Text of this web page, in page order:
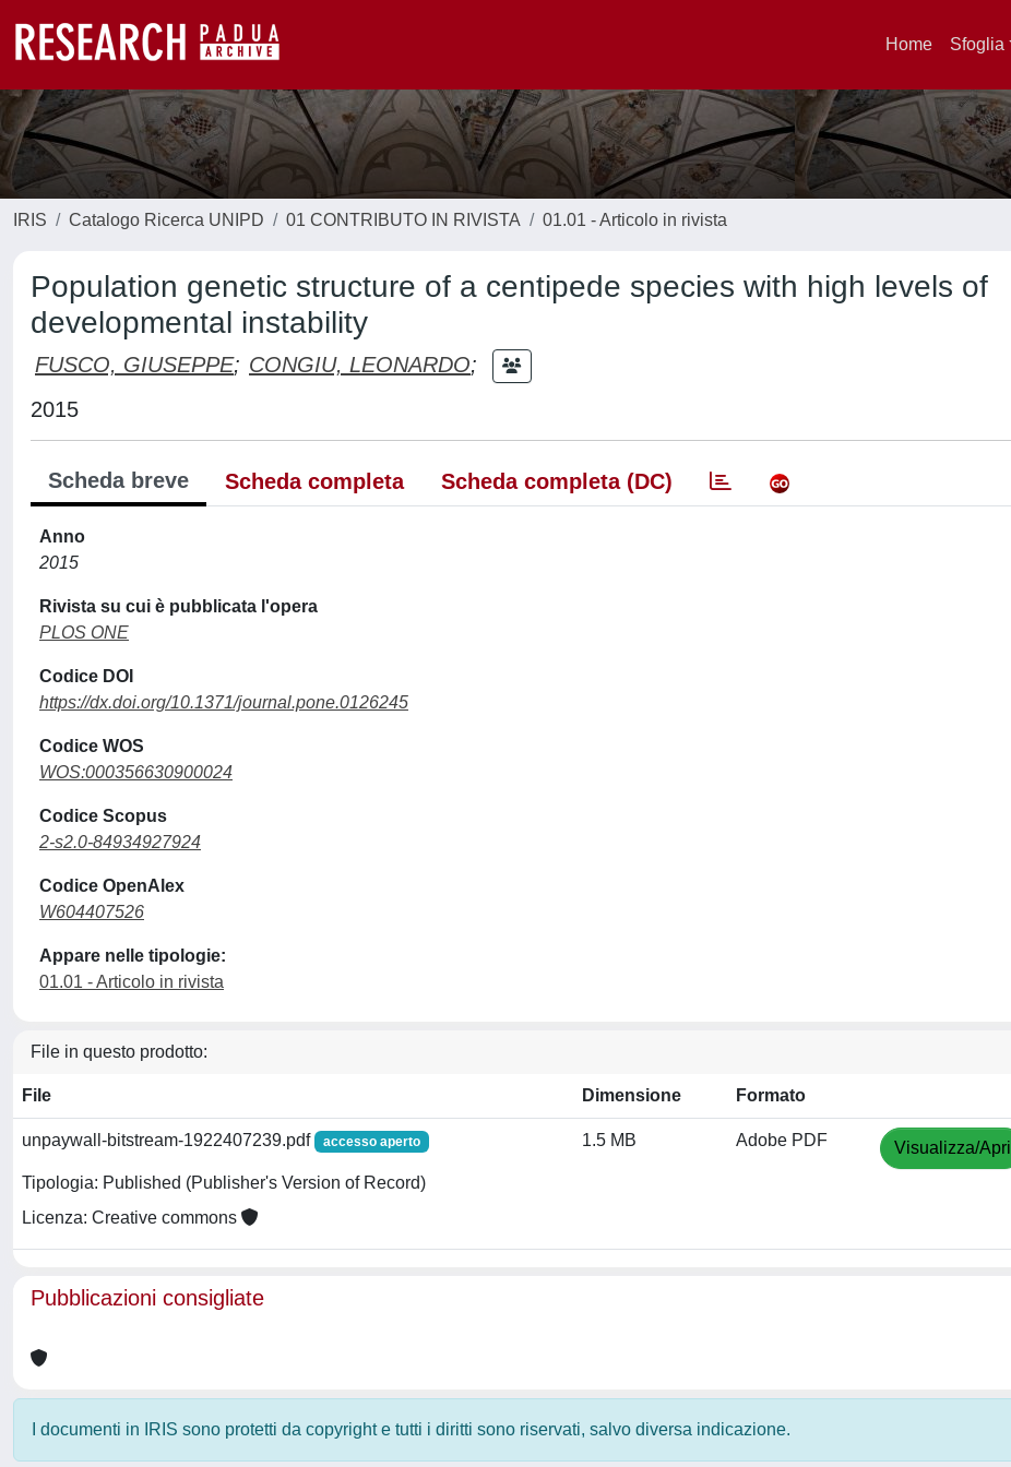
Home Sfoglia
IRIS Catalogo Ricerca UNIPD 01 CONTRIBUTO IN RIVISTA 01.01 - Articolo in rivista
Population genetic structure of a centipede species with high levels of
developmental instability
FUSCO, GIUSEPPE; CONGIU, LEONARDO;
2015
Scheda breve Scheda completa Scheda completa (DC)
Anno
2015
Rivista su cui è pubblicata l'opera
PLOS ONE
Codice DOI
https://dx.doi.org/10.1371/journal.pone.0126245
Codice WOS
WOS:000356630900024
Codice Scopus
2-s2.0-84934927924
Codice OpenAlex
W604407526
Appare nelle tipologie:
01.01 - Articolo in rivista
File in questo prodotto:
File Dimensione Formato
unpaywall-bitstream-1922407239.pdf accesso aperto
Tipologia: Published (Publisher's Version of Record)
Licenza: Creative commons
1.5 MB Adobe PDF Visualizza/Apri
Pubblicazioni consigliate
I documenti in IRIS sono protetti da copyright e tutti i diritti sono riservati, salvo diversa indicazione.